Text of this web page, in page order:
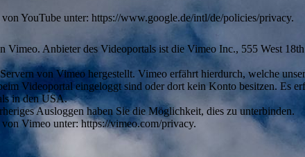
YouTube unter: https://www.google.de/intl/de/policies/privacy.
Anbieter des Videoportals ist die Vimeo Inc., 555 West 18th
von Vimeo hergestellt. Vimeo erfährt hierdurch, welche
Videoportal eingeloggt sind oder dort kein Konto besitzen. Es
in den USA.
Ausloggen haben Sie die Möglichkeit, dies zu unterbinden.
Vimeo unter: https://vimeo.com/privacy.